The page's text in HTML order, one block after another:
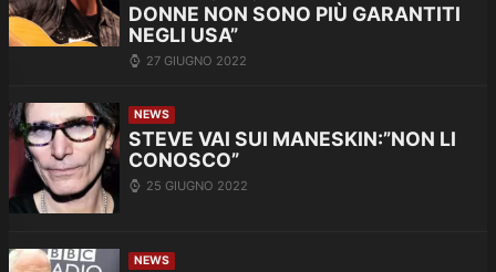
DONNE NON SONO PIÙ GARANTITI
NEGLI USA”
27 GIUGNO 2022
NEWS
STEVE VAI SUI MANESKIN:”NON LI
CONOSCO”
25 GIUGNO 2022
NEWS